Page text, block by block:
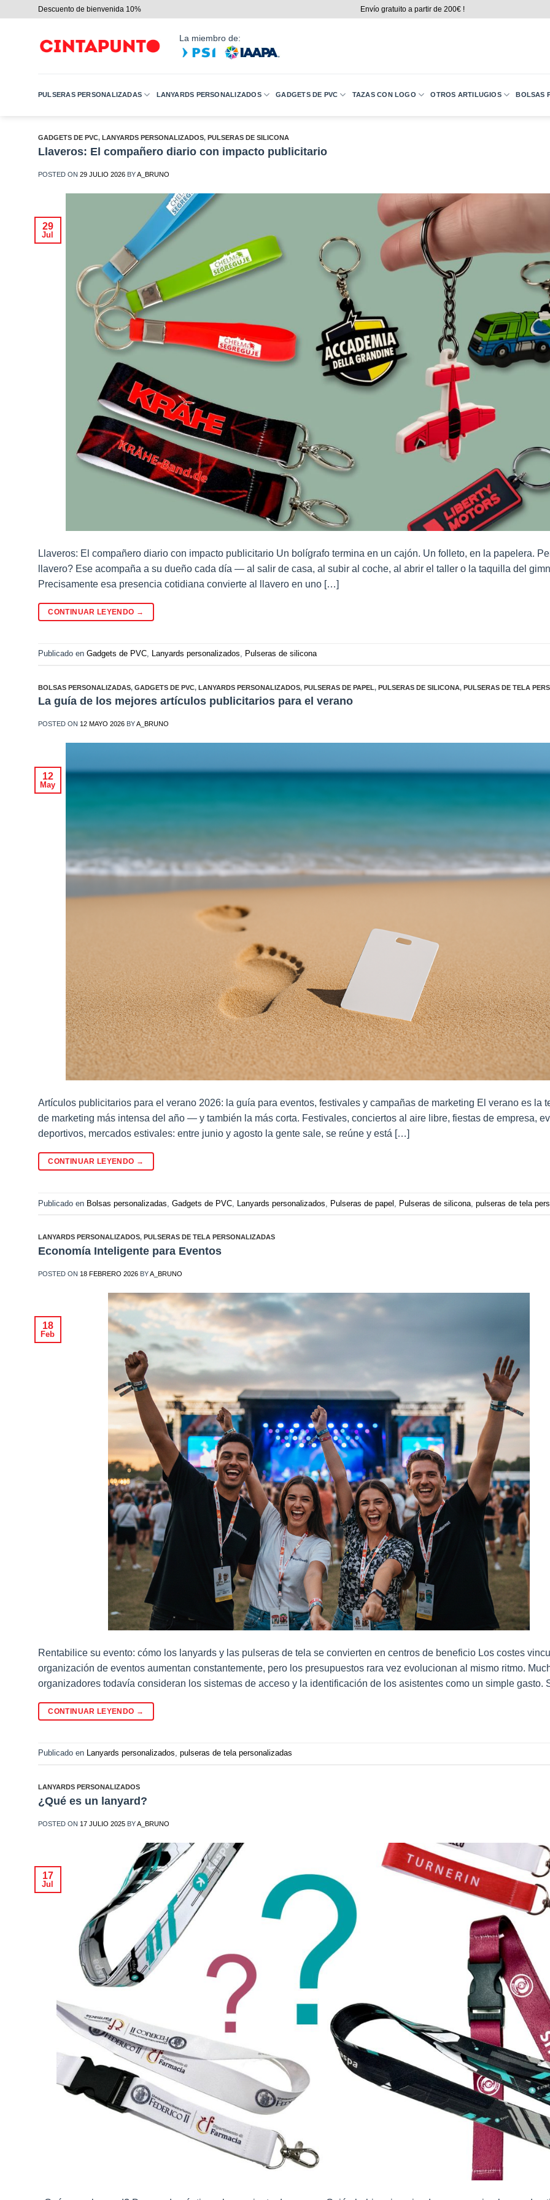
Descuento de bienvenida 10% Envío gratuito a partir de 200€ !
La miembro de:
PULSERAS PERSONALIZADAS LANYARDS PERSONALIZADOS GADGETS DE PVC TAZAS CON LOGO OTROS ARTILUGIOS BOLSAS
GADGETS DE PVC, LANYARDS PERSONALIZADOS, PULSERAS DE SILICONA
Llaveros: El compañero diario con impacto publicitario
POSTED ON 29 JULIO 2026 BYA_BRUNO
29
Jul
Llaveros: El compañero diario con impacto publicitario Un bolígrafo termina en un cajón. Un folleto, en la papelera.
llavero? Ese acompaña a su dueño cada día — al salir de casa, al subir al coche, al abrir el taller o la taquilla del
Precisamente esa presencia cotidiana convierte al llavero en uno […]
CONTINUAR LEYENDO →
Publicado en Gadgets de PVC Lanyards personalizados Pulseras de silicona
BOLSAS PERSONALIZADAS, GADGETS DE PVC, LANYARDS PERSONALIZADOS, PULSERAS DE PAPEL, PULSERAS DE SILICONA, PULSERAS DE TELA
La guía de los mejores artículos publicitarios para el verano
POSTED ON 12 MAYO 2026 BYA_BRUNO
12
May
Artículos publicitarios para el verano 2026: la guía para eventos, festivales y campañas de marketing El verano es la
de marketing más intensa del año — y también la más corta. Festivales, conciertos al aire libre, fiestas de empresa,
deportivos, mercados estivales: entre junio y agosto la gente sale, se reúne y está […]
CONTINUAR LEYENDO →
Publicado en Bolsas personalizadas Gadgets de PVC Lanyards personalizados Pulseras de papel Pulseras de silicona pulseras de tela
LANYARDS PERSONALIZADOS, PULSERAS DE TELA PERSONALIZADAS
Economía Inteligente para Eventos
POSTED ON 18 FEBRERO 2026 BYA_BRUNO
18
Feb
Rentabilice su evento: cómo los lanyards y las pulseras de tela se convierten en centros de beneficio Los costes
organización de eventos aumentan constantemente, pero los presupuestos rara vez evolucionan al mismo ritmo.
organizadores todavía consideran los sistemas de acceso y la identificación de los asistentes como un simple gasto.
CONTINUAR LEYENDO →
Publicado en Lanyards personalizados, pulseras de tela personalizadas
LANYARDS PERSONALIZADOS
¿Qué es un lanyard?
POSTED ON 17 JULIO 2025 BYA_BRUNO
17
Jul